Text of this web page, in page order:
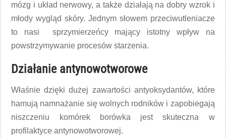
mózg i układ nerwowy, a także działają na dobry wzrok i
młody wygląd skóry. Jednym słowem przeciwutleniacze
to nasi sprzymierzeńcy mający istotny wpływ na
powstrzymywanie procesów starzenia.
Działanie antynowotworowe
Właśnie dzięki dużej zawartości antyoksydantów, które
hamują namnażanie się wolnych rodników i zapobiegają
niszczeniu komórek borówka jest skuteczna w
profilaktyce antynowotworowej.